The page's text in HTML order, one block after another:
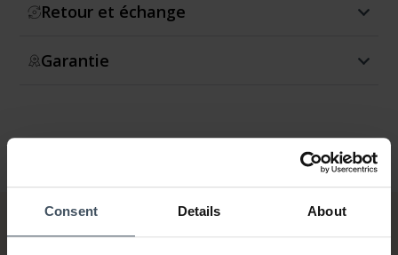
Consent Details About
Retour et échange
Garantie